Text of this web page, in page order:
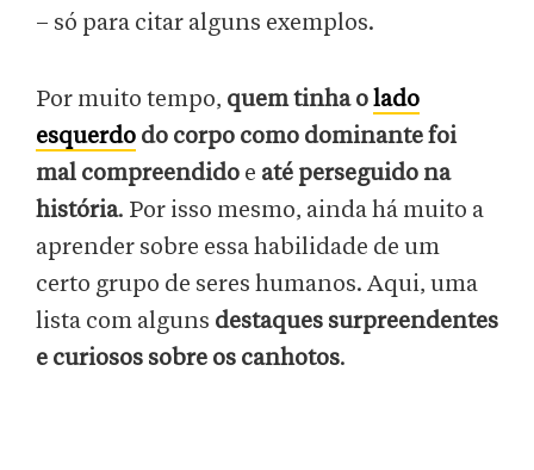
– só para citar alguns exemplos.
Por muito tempo, quem tinha olado
esquerdo do corpo como dominantefoi
mal compreendido e até perseguido na
história. Por isso mesmo, ainda há muito a
aprender sobre essa habilidade de um
certo grupo de seres humanos. Aqui, uma
lista com alguns destaques surpreendentes
e curiosos sobre os canhotos.